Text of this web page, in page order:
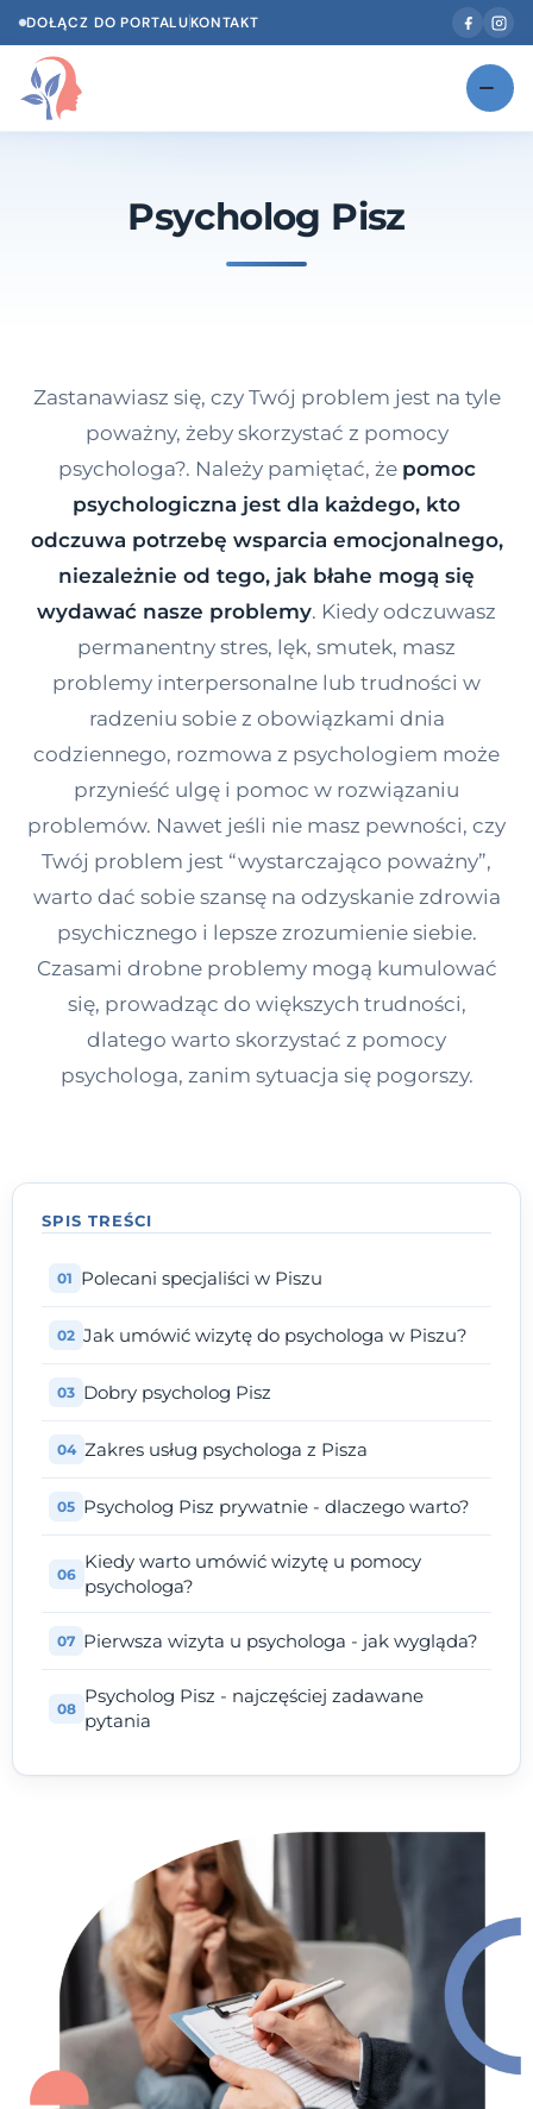
DOŁĄCZ DO PORTALUKONTAKT
Dawka wiedzy
Dla specjalistów
Kontakt
Dołącz do portalu
Psycholog Pisz
Zastanawiasz się, czy Twój problem jest na tyle
poważny, żeby skorzystać z pomocy
psychologa?. Należy pamiętać, że pomoc
psychologiczna jest dla każdego, kto
odczuwa potrzebę wsparcia emocjonalnego,
niezależnie od tego, jak błahe mogą się
wydawać nasze problemy. Kiedy odczuwasz
permanentny stres, lęk, smutek, masz
problemy interpersonalne lub trudności w
radzeniu sobie z obowiązkami dnia
codziennego, rozmowa z psychologiem może
przynieść ulgę i pomoc w rozwiązaniu
problemów. Nawet jeśli nie masz pewności, czy
Twój problem jest “wystarczająco poważny”,
warto dać sobie szansę na odzyskanie zdrowia
psychicznego i lepsze zrozumienie siebie.
Czasami drobne problemy mogą kumulować
się, prowadząc do większych trudności,
dlatego warto skorzystać z pomocy
psychologa, zanim sytuacja się pogorszy.
SPIS TREŚCI
Polecani specjaliści w Piszu
Jak umówić wizytę do psychologa w Piszu?
Dobry psycholog Pisz
Zakres usług psychologa z Pisza
Psycholog Pisz prywatnie - dlaczego warto?
Kiedy warto umówić wizytę u pomocy
psychologa?
Pierwsza wizyta u psychologa - jak wygląda?
Psycholog Pisz - najczęściej zadawane
pytania